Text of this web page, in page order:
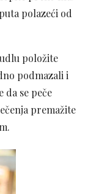
polazeći od
položite
podmazali i
da se peče
premažite